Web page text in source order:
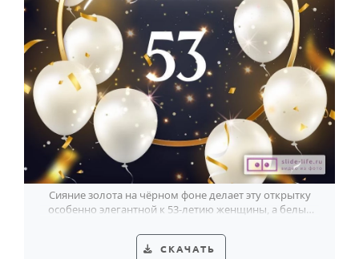
Сияние золота на чёрном фоне делает эту открытку
особенно элегантной к 53-летию женщины, а белые
СКАЧАТЬ